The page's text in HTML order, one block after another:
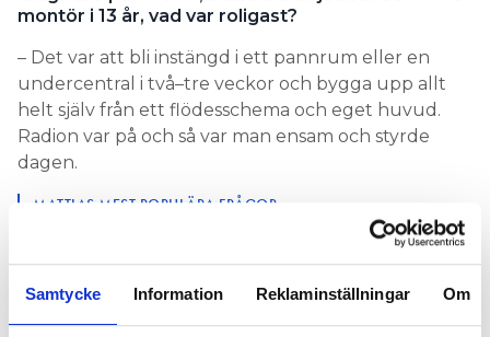
Samtycke Information Reklaminställningar Om
montör i 13 år, vad var roligast?
– Det var att bli instängd i ett pannrum eller en
undercentral i två–tre veckor och bygga upp allt
helt själv från ett flödesschema och eget huvud.
Radion var på och så var man ensam och styrde
dagen.
MATTIAS MEST POPULÄRA FRÅGOR
ÄR DET GODKÄNT ATT SKARVA ETT VATTENRÖR I
LÄS OCKSÅ:
ÄR DET TILLÅTET ATT HA VÄRMERÖR I YTTERVÄGG?